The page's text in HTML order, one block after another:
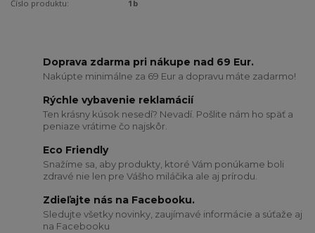
Číslo produktu: 1b
Doprava zdarma pri nákupe nad 69 Eur.
Nakúpte minimálne za 69 Eur a dopravu máte zadarmo!
Rýchle vybavenie reklamácií
Ten krásny kúsok nesedí? Nevadí. Pošlite nám ho späť a
peniaze vrátime čo najskôr.
Eco Friendly
Snažíme sa, aby produkty, ktoré Vám ponúkame boli
zdravé nie len pre Vášho miláčika ale aj prírodu.
Zdieľajte nás na Facebooku.
Sledujte všetky novinky, zaujímavé informácie a súťaže aj
na Facebooku